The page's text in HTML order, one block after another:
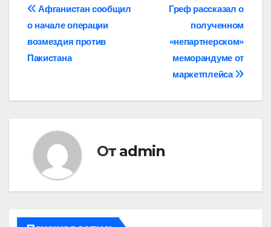
Навигация
по
записям
Греф рассказал о
полученном
«непартнерском»
меморандуме от
маркетплейса
Афганистан сообщил
о начале операции
возмездия против
Пакистана
От admin